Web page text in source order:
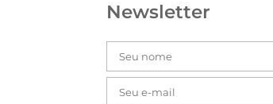
Newsletter